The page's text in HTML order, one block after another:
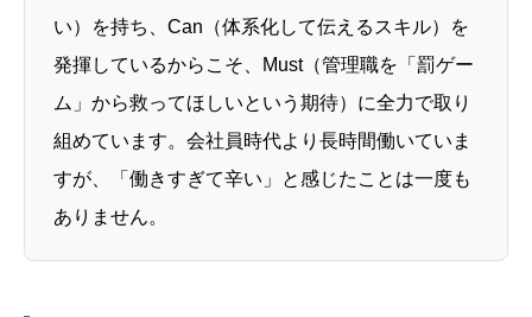
い）を持ち、Can（体系化して伝えるスキル）を
発揮しているからこそ、Must（管理職を「罰ゲー
ム」から救ってほしいという期待）に全力で取り
組めています。会社員時代より長時間働いていま
すが、「働きすぎて辛い」と感じたことは一度も
ありません。